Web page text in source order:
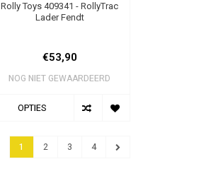
Rolly Toys 409341 - RollyTrac
Lader Fendt
€53,90
NOG NIET GEWAARDEERD
OPTIES
1 2 3 4